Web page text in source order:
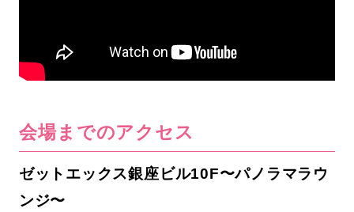
会場までのアクセス
ゼットエックス銀座ビル10F〜パノラマラウ
ンジ〜